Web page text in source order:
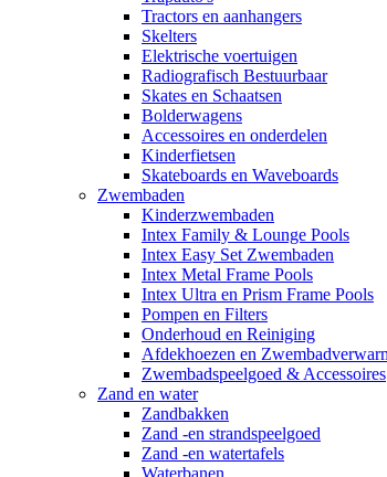
Tractors en aanhangers
Skelters
Elektrische voertuigen
Radiografisch Bestuurbaar
Skates en Schaatsen
Bolderwagens
Accessoires en onderdelen
Kinderfietsen
Skateboards en Waveboards
Zwembaden
Kinderzwembaden
Intex Family & Lounge Pools
Intex Easy Set Zwembaden
Intex Metal Frame Pools
Intex Ultra en Prism Frame Pools
Pompen en Filters
Onderhoud en Reiniging
Afdekhoezen en
Zwembadspeelgoed & Accessoires
Zand en water
Zandbakken
Zand -en strandspeelgoed
Zand -en watertafels
Waterbanen